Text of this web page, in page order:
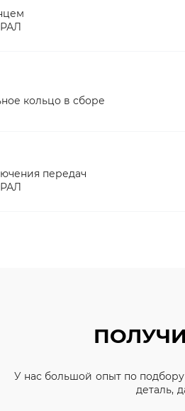
кольцо в сборе
передач
У нас большой опыт по
деталь,